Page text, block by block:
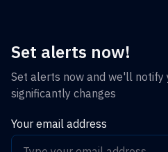
Set alerts now!
Set alerts now and we'll notify
significantly changes
Your email address